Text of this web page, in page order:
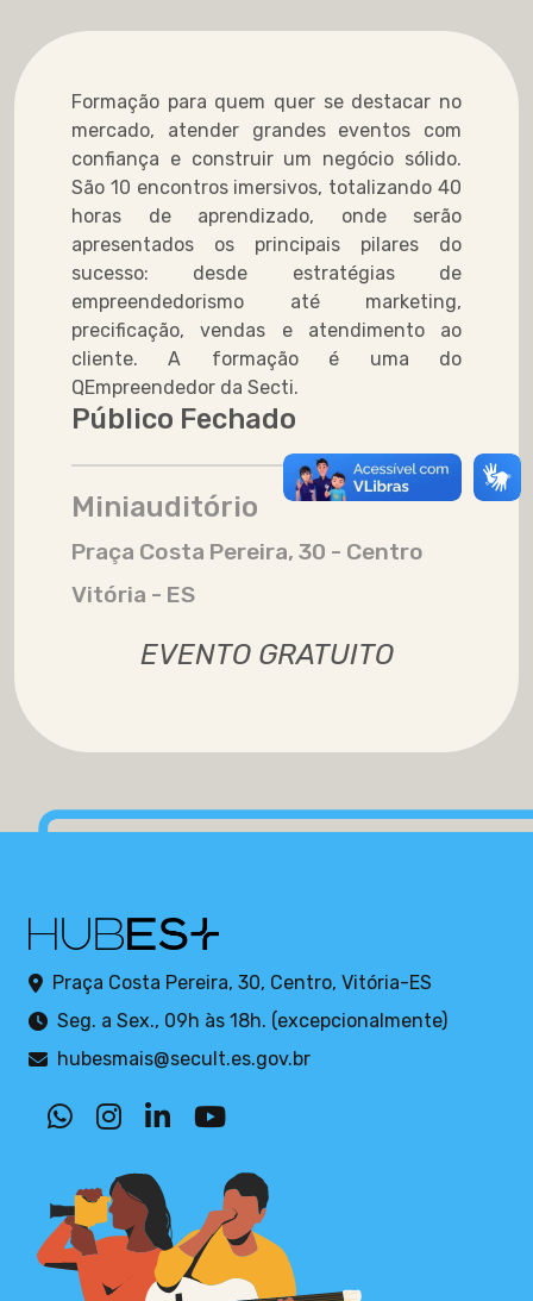
Formação para quem quer se destacar no
mercado, atender grandes eventos com
confiança e construir um negócio sólido.
São 10 encontros imersivos, totalizando 40
horas de aprendizado, onde serão
apresentados os principais pilares do
sucesso: desde estratégias de
empreendedorismo até marketing,
precificação, vendas e atendimento ao
cliente. A formação é uma do
QEmpreendedor da Secti.
Público Fechado
Miniauditório
Praça Costa Pereira, 30 - Centro
Vitória - ES
EVENTO GRATUITO
Praça Costa Pereira, 30, Centro, Vitória-ES
Seg. a Sex., 09h às 18h. (excepcionalmente)
hubesmais@secult.es.gov.br